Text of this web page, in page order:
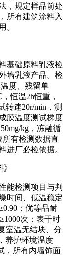
，规定样品前处
所有建筑涂料入
。
基础原料乳液检
墙乳液产品。检
度、残留单
恒温2h恒重，
转速20r/min，测
膜温度测试梯度
kg，冻融循
所有检测数据直
进厂必检依据。
能检测项目与判
时间、低温稳定
；优等品耐
次；表干时
室温无结块、分
养护环境温度
，所有内墙饰面